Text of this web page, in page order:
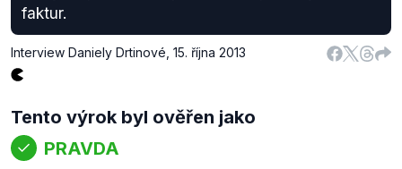
faktur.
Interview Daniely Drtinové 15. října 2013
Tento výrok byl ověřen jako
PRAVDA